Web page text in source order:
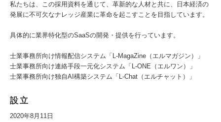
私たちは、この採用資料を通じて、革新的な人材と共に、日本経済の
発展に不可欠なナレッジ産業に革命を起こすことを目指しています。
具体的に業界特化型のSaaSの開発・提供を行っています。
士業事務所向け情報配信システム「L-MagaZine（エルマガジン）」
士業事務所向け連絡手段一元化システム「L-ONE（エルワン）」
士業事務所向け独自AI構築システム「L-Chat（エルチャット）」
設立
2020年8月11日